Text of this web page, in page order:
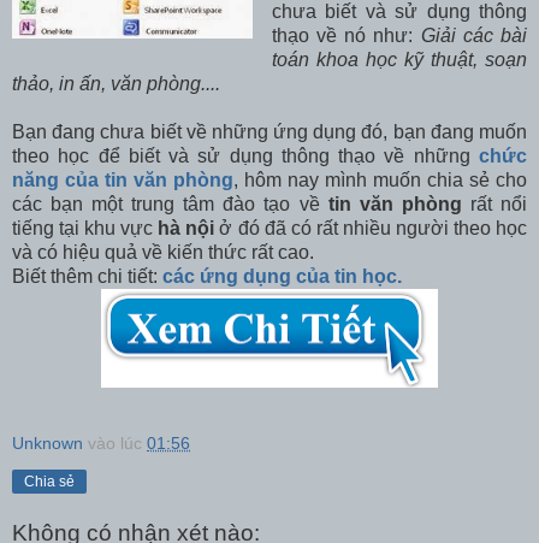
chưa biết và sử dụng thông
thạo về nó như: Giải các bài
toán khoa học kỹ thuật, soạn
thảo, in ấn, văn phòng....
Bạn đang chưa biết về những ứng dụng đó, bạn đang muốn
theo học để biết và sử dụng thông thạo về những chức
năng của tin văn phòng, hôm nay mình muốn chia sẻ cho
các bạn một trung tâm đào tạo về tin văn phòng rất nổi
tiếng tại khu vực hà nộiở đó đã có rất nhiều người theo học
và có hiệu quả về kiến thức rất cao.
Biết thêm chi tiết: các ứng dụng của tin học.
Unknown vào lúc 01:56
Chia sẻ
Không có nhận xét nào: